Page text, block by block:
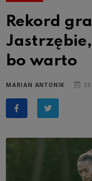
Rekord
bo warto
MARIAN ANTONIK